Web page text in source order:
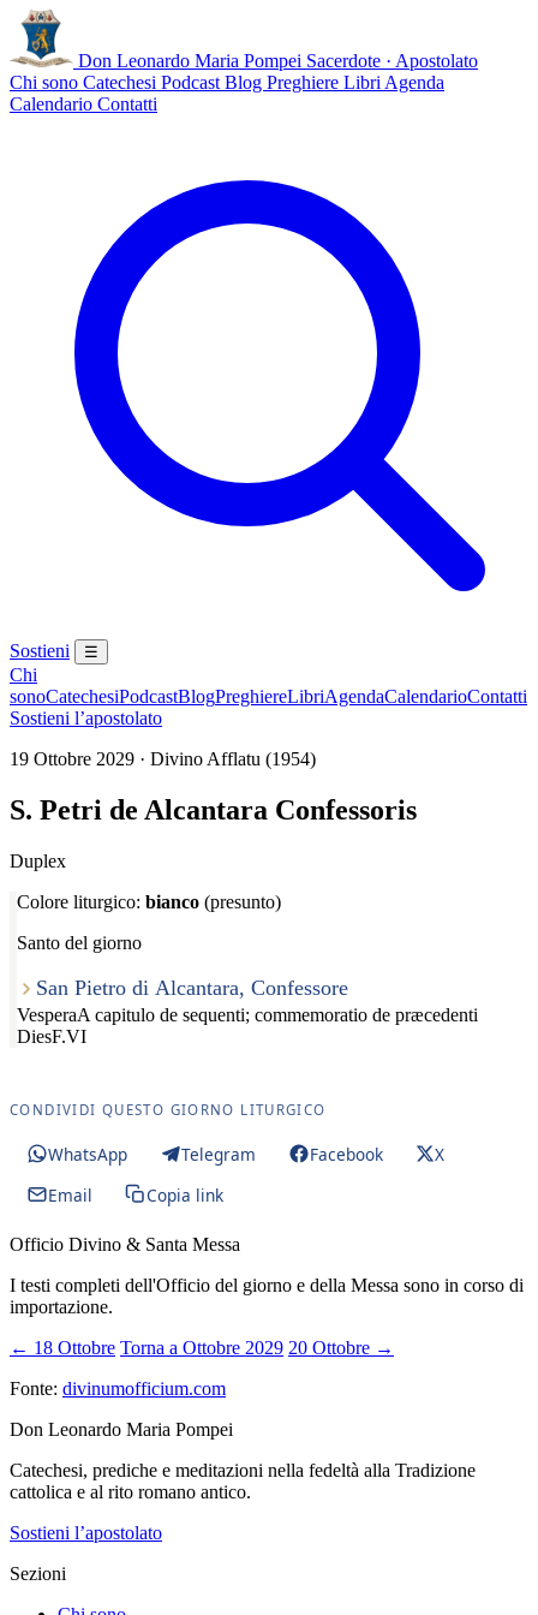
Don Leonardo Maria Pompei Sacerdote · Apostolato
Chi sono Catechesi Podcast Blog Preghiere Libri Agenda
Calendario Contatti
Sostieni ☰
Chi
sonoCatechesiPodcastBlogPreghiereLibriAgendaCalendarioContatti
Sostieni l’apostolato
19 Ottobre 2029 · Divino Afflatu (1954)
S. Petri de Alcantara Confessoris
Duplex
Colore liturgico: bianco (presunto)
Santo del giorno
San Pietro di Alcantara, Confessore
VesperaA capitulo de sequenti; commemoratio de præcedenti
DiesF.VI
CONDIVIDI QUESTO GIORNO LITURGICO
WhatsApp Telegram Facebook
X
Email
Copia link
Officio Divino & Santa Messa
I testi completi dell'Officio del giorno e della Messa sono in corso di
importazione.
← 18 Ottobre Torna a Ottobre 2029 20 Ottobre →
Fonte: divinumofficium.com
Don Leonardo Maria Pompei
Catechesi, prediche e meditazioni nella fedeltà alla Tradizione
cattolica e al rito romano antico.
Sostieni l’apostolato
Sezioni